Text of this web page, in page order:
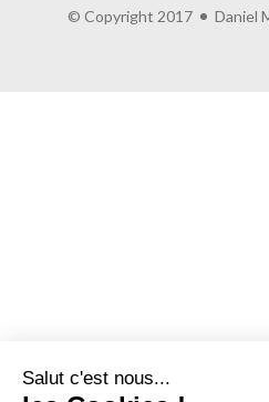
© Copyright 2017 Daniel
Salut c'est nous...